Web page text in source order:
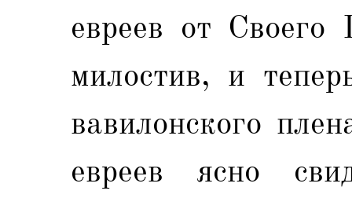
евреев от
милостив, и
вавилонского
евреев ясно